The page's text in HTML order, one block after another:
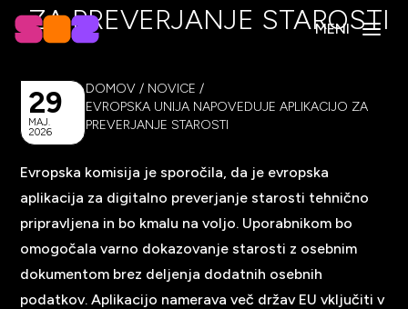
MENI
ZA PREVERJANJE STAROSTI
29
MAJ.
2026
DOMOV / NOVICE /
EVROPSKA UNIJA NAPOVEDUJE APLIKACIJO ZA
PREVERJANJE STAROSTI
Evropska komisija je sporočila, da je evropska
aplikacija za digitalno preverjanje starosti tehnično
pripravljena in bo kmalu na voljo. Uporabnikom bo
omogočala varno dokazovanje starosti z osebnim
dokumentom brez deljenja dodatnih osebnih
podatkov. Aplikacijo namerava več držav EU vključiti v